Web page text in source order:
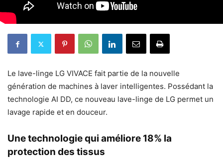
Le lave-linge LG VIVACE fait partie de la nouvelle
génération de machines à laver intelligentes. Possédant la
technologie AI DD, ce nouveau lave-linge de LG permet un
lavage rapide et en douceur.
Une technologie qui améliore 18% la
protection des tissus